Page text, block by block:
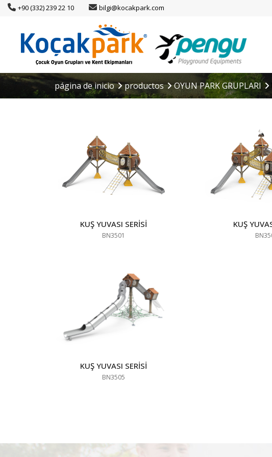
+90 (332) 239 22 10 bilgi@kocakpark.com
página de inicio productos OYUN PARK GRUPLARI
KUŞ YUVASI SERİSİ
BN3501
KUŞ
KUŞ YUVASI SERİSİ
BN3505